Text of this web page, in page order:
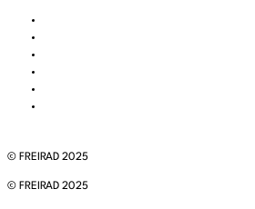
© FREIRAD 2025
© FREIRAD 2025